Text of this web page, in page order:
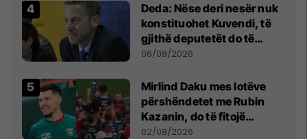
Deda: Nëse deri nesër nuk
konstituohet Kuvendi, të
gjithë deputetët do të
bëjnë shkelje të rëndë
06/08/2026
Mirlind Daku mes lotëve
përshëndetet me Rubin
Kazanin, do të fitojë
miliona te Spartak Moska
02/08/2026